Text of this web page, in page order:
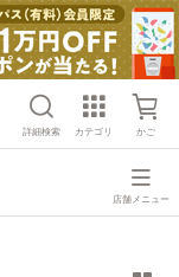
詳細検索 カテゴリ かご
店舗メニュー